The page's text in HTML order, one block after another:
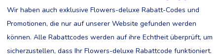
Wir haben auch exklusive Flowers-deluxe Rabatt-Codes und
Promotionen, die nur auf unserer Website gefunden werden
können. Alle Rabattcodes werden auf ihre Echtheit überprüft, um
sicherzustellen, dass Ihr Flowers-deluxe Rabattcode funktioniert.